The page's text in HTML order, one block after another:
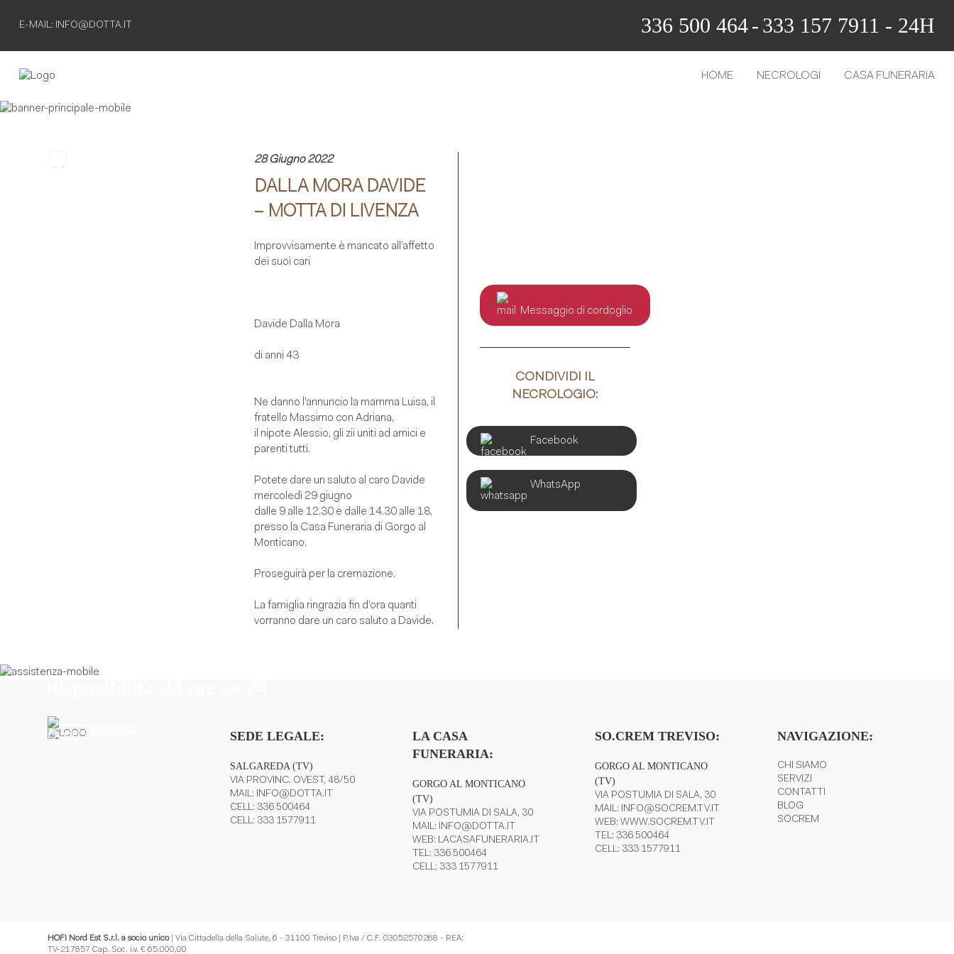
E-MAIL: INFO@DOTTA.IT 336 500 464- 333 157 7911 - 24H
HOME NECROLOGI CASA FUNERARIA
28 Giugno 2022
DALLA MORA DAVIDE
– MOTTA DI LIVENZA
Improvvisamente è mancato all’affetto
dei suoi cari
Davide Dalla Mora
di anni 43
Ne danno l’annuncio la mamma Luisa, il
fratello Massimo con Adriana,
il nipote Alessio, gli zii uniti ad amici e
parenti tutti.
Potete dare un saluto al caro Davide
mercoledì 29 giugno
dalle 9 alle 12.30 e dalle 14.30 alle 18,
presso la Casa Funeraria di Gorgo al
Monticano.
Proseguirà per la cremazione.
La famiglia ringrazia fin d’ora quanti
vorranno dare un caro saluto a Davide.
Messaggio di cordoglio
CONDIVIDI IL
NECROLOGIO:
Facebook
WhatsApp
CONTATTACI SEDE LEGALE:
SALGAREDA (TV)
VIA PROVINC. OVEST, 48/50
MAIL: INFO@DOTTA.IT
CELL: 336 500464
CELL: 333 1577911
LA CASA
FUNERARIA:
GORGO AL MONTICANO
(TV)
VIA POSTUMIA DI SALA, 30
MAIL: INFO@DOTTA.IT
WEB: LACASAFUNERARIA.IT
TEL: 336 500464
CELL: 333 1577911
SO.CREM TREVISO:
GORGO AL MONTICANO
(TV)
VIA POSTUMIA DI SALA, 30
MAIL: INFO@SOCREM.TV.IT
WEB:WWW.SOCREM.TV.IT
TEL: 336 500464
CELL: 333 1577911
NAVIGAZIONE:
CHI SIAMO
SERVIZI
CONTATTI
BLOG
SOCREM
HOFI Nord Est S.r.l. a socio unico| Via Cittadella della Salute, 6 - 31100 Treviso | P.Iva / C.F. 03052570268 - REA:
TV-217857 Cap. Soc. i.v. € 65.000,00